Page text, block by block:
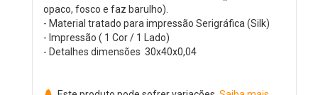
opaco, fosco e faz barulho).
- Material tratado para impressão Serigráfica (Silk)
- Impressão ( 1 Cor / 1 Lado)
- Detalhes dimensões 30x40x0,04